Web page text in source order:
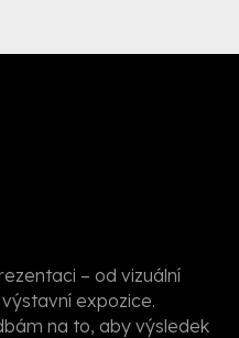
– od vizuální
expozice.
na to, aby výsledek